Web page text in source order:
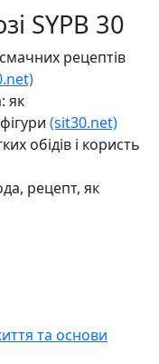
SYPB 30
рецептів
як
(sit30.net)
обідів і користь
рецепт, як
та основи